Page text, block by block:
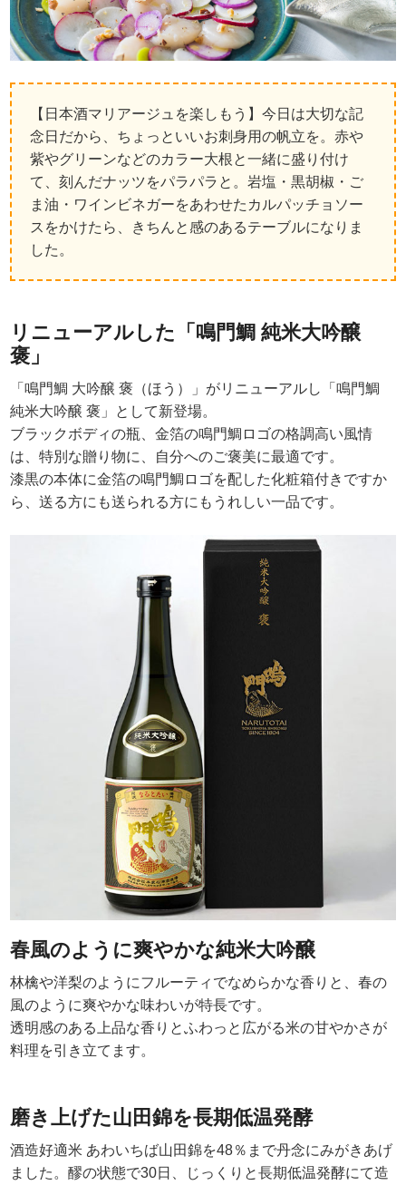
【日本酒マリアージュを楽しもう】今日は大切な記
念日だから、ちょっといいお刺身用の帆立を。赤や
紫やグリーンなどのカラー大根と一緒に盛り付け
て、刻んだナッツをパラパラと。岩塩・黒胡椒・ご
ま油・ワインビネガーをあわせたカルパッチョソー
スをかけたら、きちんと感のあるテーブルになりま
した。
リニューアルした「鳴門鯛 純米大吟醸
褒」
「鳴門鯛 大吟醸 褒（ほう）」がリニューアルし「鳴門鯛
純米大吟醸 褒」として新登場。
ブラックボディの瓶、金箔の鳴門鯛ロゴの格調高い風情
は、特別な贈り物に、自分へのご褒美に最適です。
漆黒の本体に金箔の鳴門鯛ロゴを配した化粧箱付きですか
ら、送る方にも送られる方にもうれしい一品です。
春風のように爽やかな純米大吟醸
林檎や洋梨のようにフルーティでなめらかな香りと、春の
風のように爽やかな味わいが特長です。
透明感のある上品な香りとふわっと広がる米の甘やかさが
料理を引き立てます。
磨き上げた山田錦を長期低温発酵
酒造好適米 あわいちば山田錦を48％まで丹念にみがきあげ
ました。醪の状態で30日、じっくりと長期低温発酵にて造